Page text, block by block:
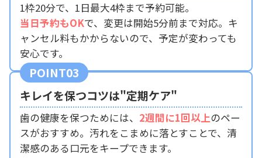
1枠20分で、1日最大4枠まで予約可能。
当日予約もOKで、変更は開始5分前まで対応。キ
ャンセル料もかからないので、予定が変わっても
安心です。
POINT03
キレイを保つコツは"定期ケア"
歯の健康を保つためには、 2週間に1回以上のペー
スがおすすめ。汚れをこまめに落とすことで、清
潔感のある口元をキープできます。